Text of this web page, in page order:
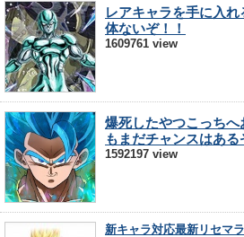
レアキャラを手に入
体ないぞ！！
1609761 view
爆死したやつこっち
もまだチャンスはある
1592197 view
新キャラ対応最新リセマ